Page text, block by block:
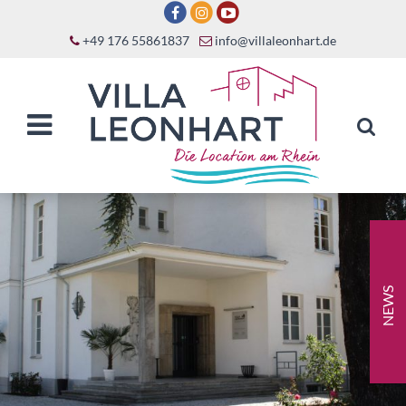
+49 176 55861837 info@villaleonhart.de
NEWS